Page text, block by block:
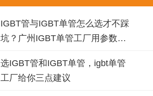
IGBT管与IGBT单管怎么选才不踩
坑？广州IGBT单管工厂用参数说
选IGBT管和IGBT单管，igbt单管
工厂给你三点建议